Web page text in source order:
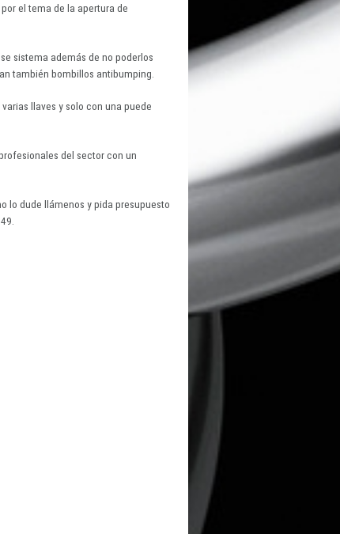
el tema de la apertura de
sistema además de no poderlos
también bombillos antibumping.
llaves y solo con una puede
del sector con un
lo dude llámenos y pida presupuesto